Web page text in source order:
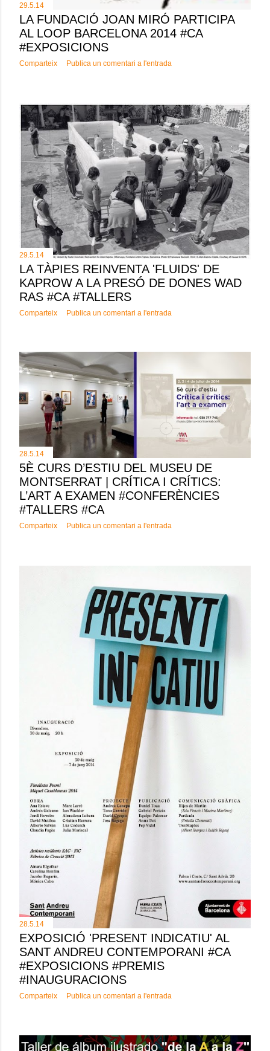
29.5.14
LA FUNDACIÓ JOAN MIRÓ PARTICIPA
AL LOOP BARCELONA 2014 #CA
#EXPOSICIONS
Comparteix Publica un comentari a l'entrada
29.5.14
LA TÀPIES REINVENTA 'FLUIDS' DE
KAPROW A LA PRESÓ DE DONES WAD
RAS #CA #TALLERS
Comparteix Publica un comentari a l'entrada
28.5.14
5È CURS D’ESTIU DEL MUSEU DE
MONTSERRAT | CRÍTICA I CRÍTICS:
L’ART A EXAMEN #CONFERÈNCIES
#TALLERS #CA
Comparteix Publica un comentari a l'entrada
28.5.14
EXPOSICIÓ 'PRESENT INDICATIU' AL
SANT ANDREU CONTEMPORANI #CA
#EXPOSICIONS #PREMIS
#INAUGURACIONS
Comparteix Publica un comentari a l'entrada